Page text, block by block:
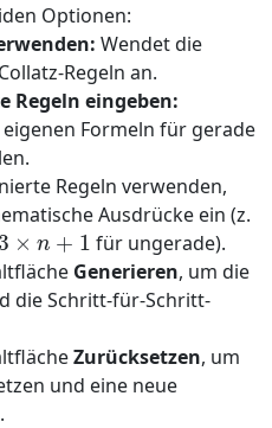
Optionen:
Wendet die
Regeln an.
Regeln eingeben:
Formeln für gerade
Regeln verwenden,
Ausdrücke ein (z.
×n+1
für ungerade).
Generieren, um die
die Schritt-für-Schritt-
Zurücksetzen, um
und eine neue